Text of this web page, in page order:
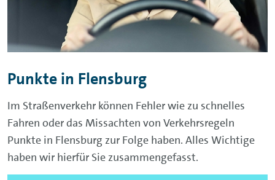
Punkte in Flensburg
Im Straßenverkehr können Fehler wie zu schnelles
Fahren oder das Missachten von Verkehrsregeln
Punkte in Flensburg zur Folge haben. Alles Wichtige
haben wir hierfür Sie zusammengefasst.